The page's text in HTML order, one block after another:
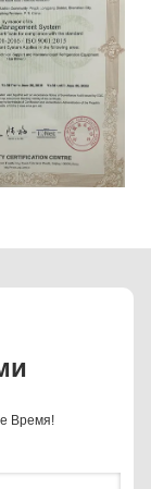
Время!